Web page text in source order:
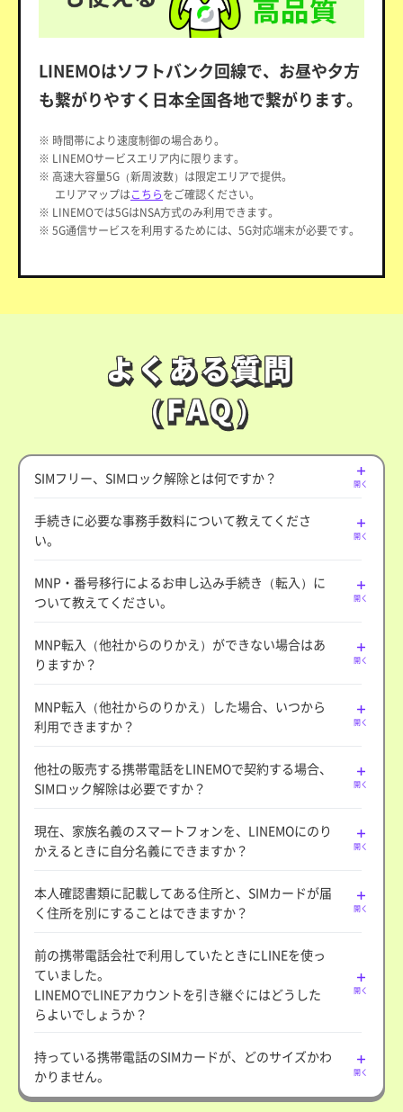
LINEMOはソフトバンク回線で、お昼や夕方
も繋がりやすく日本全国各地で繋がります。
※ 時間帯により速度制御の場合あり。
※ LINEMOサービスエリア内に限ります。
※ 高速大容量5G（新周波数）は限定エリアで提供。
エリアマップはこちらをご確認ください。
※ LINEMOでは5GはNSA方式のみ利用できます。
※ 5G通信サービスを利用するためには、5G対応端末が必要です。
よくある質問
（FAQ）
よくある質問
（FAQ）
SIMフリー、SIMロック解除とは何ですか？ 開く
手続きに必要な事務手数料について教えてくださ
い。
開く
MNP・番号移行によるお申し込み手続き（転入）に
ついて教えてください。
開く
MNP転入（他社からのりかえ）ができない場合はあ
りますか？
開く
MNP転入（他社からのりかえ）した場合、いつから
利用できますか？
開く
他社の販売する携帯電話をLINEMOで契約する場合、
SIMロック解除は必要ですか？
開く
現在、家族名義のスマートフォンを、LINEMOにのり
かえるときに自分名義にできますか？
開く
本人確認書類に記載してある住所と、SIMカードが届
く住所を別にすることはできますか？
開く
前の携帯電話会社で利用していたときにLINEを使っ
ていました。
LINEMOでLINEアカウントを引き継ぐにはどうした
らよいでしょうか？
開く
持っている携帯電話のSIMカードが、どのサイズかわ
かりません。
開く